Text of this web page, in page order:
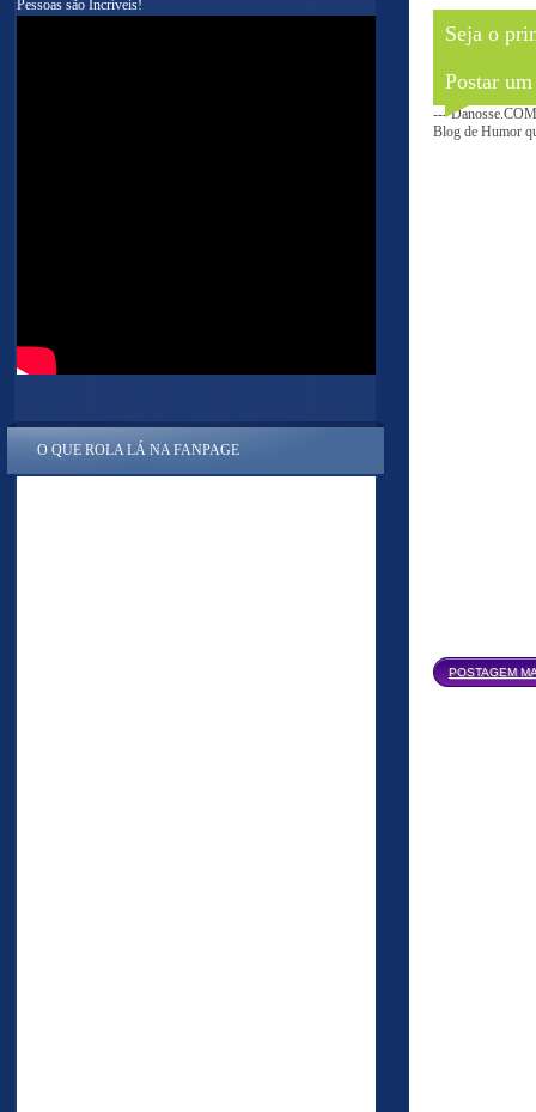
Seja o
Postar
---
Blog de Humor
POSTAGEM
Pessoas são Incríveis!
O QUE ROLA LÁ NA FANPAGE